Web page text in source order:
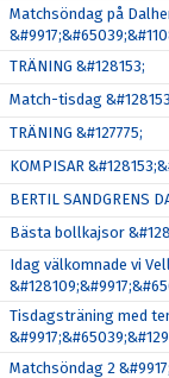
Matchsöndag på
TRÄNING &#128153;
Match-tisdag
TRÄNING &#127775;
KOMPISAR
BERTIL SANDGRENS
Bästa bollkajsor
Idag välkomnade vi
Tisdagsträning med
Matchsöndag 2